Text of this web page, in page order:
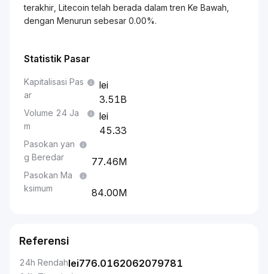
terakhir, Litecoin telah berada dalam tren Ke Bawah,
dengan Menurun sebesar 0.00%.
Statistik Pasar
Kapitalisasi Pas
ar
3.51B
Volume 24 Ja
m
45.33
Pasokan yan
g Beredar
77.46M
Pasokan Ma
ksimum
84.00M
Referensi
24h Rendahlei776.0162062079781